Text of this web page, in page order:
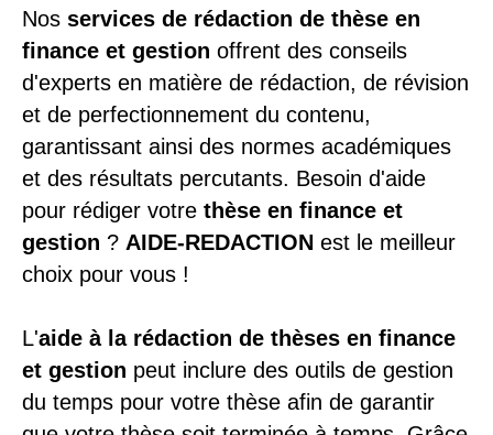
Nos services de rédaction de thèse en
finance et gestion offrent des conseils
d'experts en matière de rédaction, de révision
et de perfectionnement du contenu,
garantissant ainsi des normes académiques
et des résultats percutants. Besoin d'aide
pour rédiger votre thèse en finance et
gestion ? AIDE-REDACTION est le meilleur
choix pour vous !
L'aide à la rédaction de thèses en finance
et gestion peut inclure des outils de gestion
du temps pour votre thèse afin de garantir